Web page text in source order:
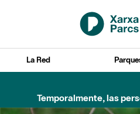
Saltar al contenido principal
La Red
Temporalmente, las